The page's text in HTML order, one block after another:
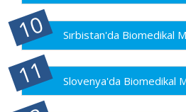
Sırbistan'da Biomedikal
Slovenya'da Biomedikal